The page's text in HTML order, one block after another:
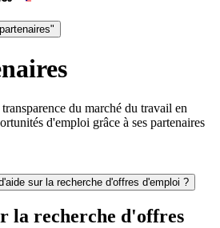
du marché du travail en
d'emploi grâce à ses partenaires
sur la recherche d'offres d'emploi ?
la recherche d'offres